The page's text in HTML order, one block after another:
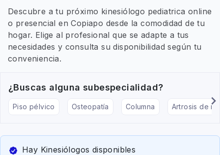
Descubre a tu próximo kinesiólogo pediatrica online
o presencial en Copiapo desde la comodidad de tu
hogar. Elige al profesional que se adapte a tus
necesidades y consulta su disponibilidad según tu
conveniencia.
¿Buscas alguna subespecialidad?
Piso pélvico Osteopatía Columna Artrosis de
Hay Kinesiólogos disponibles